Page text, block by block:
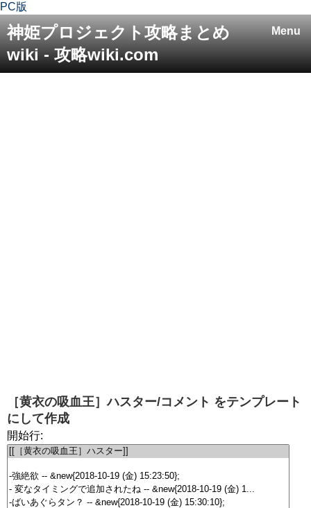
PC版
Menu
神姫プロジェクト攻略まとめ
wiki - 攻略wiki.com
［黄衣の吸血王］ハスター/コメント をテンプレート
にして作成
開始行: